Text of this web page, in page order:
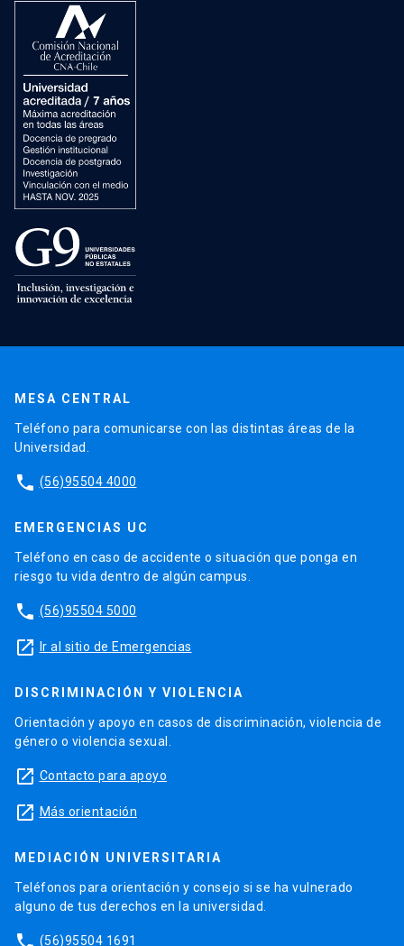
MESA CENTRAL
Teléfono para comunicarse con las distintas áreas de la
Universidad.
phone (56)95504 4000
EMERGENCIAS UC
Teléfono en caso de accidente o situación que ponga en
riesgo tu vida dentro de algún campus.
phone (56)95504 5000
launch Ir al sitio de Emergencias
DISCRIMINACIÓN Y VIOLENCIA
Orientación y apoyo en casos de discriminación, violencia de
género o violencia sexual.
launch Contacto para apoyo
launch Más orientación
MEDIACIÓN UNIVERSITARIA
Teléfonos para orientación y consejo si se ha vulnerado
alguno de tus derechos en la universidad.
(56)95504 1691